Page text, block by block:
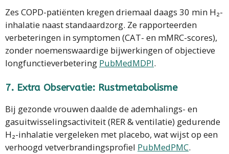
Zes COPD-patiënten kregen driemaal daags 30 min H₂-
inhalatie naast standaardzorg. Ze rapporteerden
verbeteringen in symptomen (CAT- en mMRC-scores),
zonder noemenswaardige bijwerkingen of objectieve
longfunctieverbetering PubMedMDPI.
7. Extra Observatie: Rustmetabolisme
Bij gezonde vrouwen daalde de ademhalings- en
gasuitwisselingsactiviteit (RER & ventilatie) gedurende
H₂-inhalatie vergeleken met placebo, wat wijst op een
verhoogd vetverbrandings­profiel PubMedPMC.